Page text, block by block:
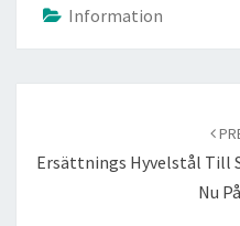
Information
Ersättnings Hyvelstål Till
Nu